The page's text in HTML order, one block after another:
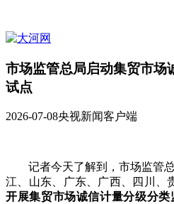
市场监管总局启动集贸市场
试点
2026-07-08央视新闻客户端
记者今天了解到，市场监管总
江、山东、广东、广西、四川、
开展集贸市场诚信计量分级分